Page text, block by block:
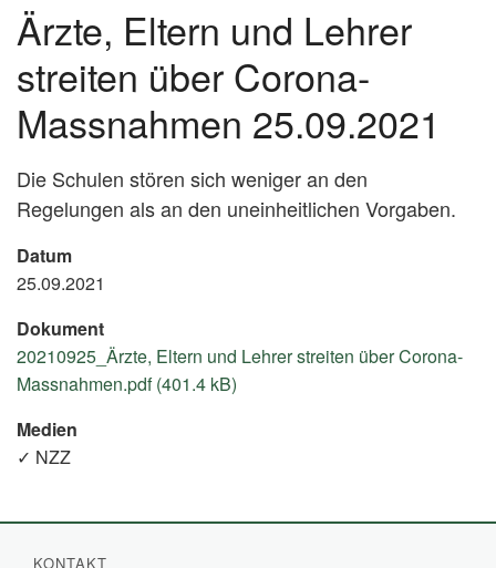
Ärzte, Eltern und Lehrer
streiten über Corona-
Massnahmen 25.09.2021
Die Schulen stören sich weniger an den
Regelungen als an den uneinheitlichen Vorgaben.
Datum
25.09.2021
Dokument
20210925_Ärzte, Eltern und Lehrer streiten über Corona-
Massnahmen.pdf (401.4 kB)
Medien
✓ NZZ
KONTAKT